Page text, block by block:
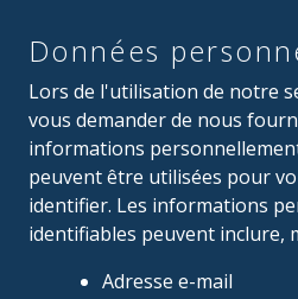
Données
Lors de l'utilisation de notre
vous demander de nous
informations
peuvent être utilisées pour
identifier. Les informations
identifiables peuvent inclure,
Adresse e-mail